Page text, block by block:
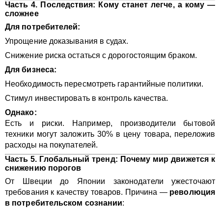
Часть 4. Последствия: Кому станет легче, а кому —
сложнее
Для потребителей:
Упрощение доказывания в судах.
Снижение риска остаться с дорогостоящим браком.
Для бизнеса:
Необходимость пересмотреть гарантийные политики.
Стимул инвестировать в контроль качества.
Однако:
Есть и риски. Например, производители бытовой
техники могут заложить 30% в цену товара, переложив
расходы на покупателей.
Часть 5. Глобальный тренд: Почему мир движется к
снижению порогов
От Швеции до Японии законодатели ужесточают
требования к качеству товаров. Причина — революция
в потребительском сознании: